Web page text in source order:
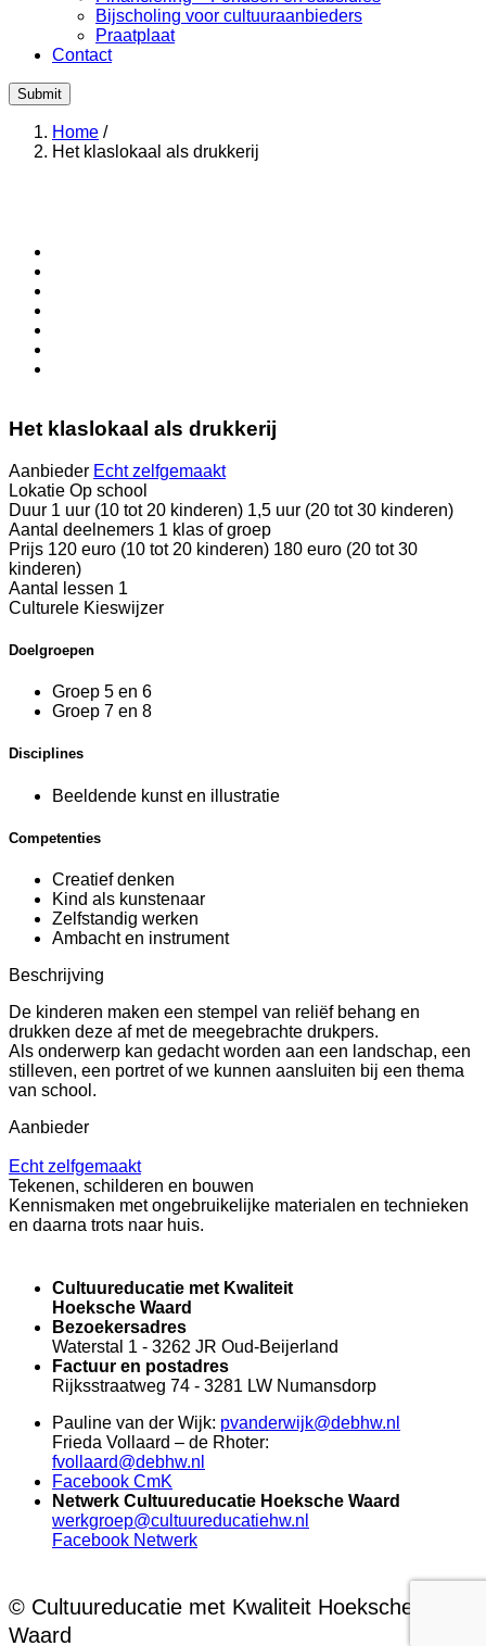
Bijscholing voor cultuuraanbieders
Praatplaat
Contact
Submit
Home /
Het klaslokaal als drukkerij
Het klaslokaal als drukkerij
Aanbieder Echt zelfgemaakt
Lokatie Op school
Duur 1 uur (10 tot 20 kinderen) 1,5 uur (20 tot 30 kinderen)
Aantal deelnemers 1 klas of groep
Prijs 120 euro (10 tot 20 kinderen) 180 euro (20 tot 30
kinderen)
Aantal lessen 1
Culturele Kieswijzer
Doelgroepen
Groep 5 en 6
Groep 7 en 8
Disciplines
Beeldende kunst en illustratie
Competenties
Creatief denken
Kind als kunstenaar
Zelfstandig werken
Ambacht en instrument
Beschrijving
De kinderen maken een stempel van reliëf behang en
drukken deze af met de meegebrachte drukpers.
Als onderwerp kan gedacht worden aan een landschap, een
stilleven, een portret of we kunnen aansluiten bij een thema
van school.
Aanbieder
Echt zelfgemaakt
Tekenen, schilderen en bouwen
Kennismaken met ongebruikelijke materialen en technieken
en daarna trots naar huis.
Cultuureducatie met Kwaliteit
Hoeksche Waard
Bezoekersadres
Waterstal 1 - 3262 JR Oud-Beijerland
Factuur en postadres
Rijksstraatweg 74 - 3281 LW Numansdorp
Pauline van der Wijk: pvanderwijk@debhw.nl
Frieda Vollaard – de Rhoter:
fvollaard@debhw.nl
Facebook CmK
Netwerk Cultuureducatie Hoeksche Waard
werkgroep@cultuureducatiehw.nl
Facebook Netwerk
© Cultuureducatie met Kwaliteit Hoeksche
Waard